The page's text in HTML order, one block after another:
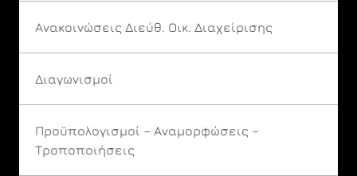
Ανακοινώσεις Διεύθ. Οικ. Διαχείρισης
Διαγωνισμοί
Προϋπολογισμοί – Αναμορφώσεις –
Τροποποιήσεις